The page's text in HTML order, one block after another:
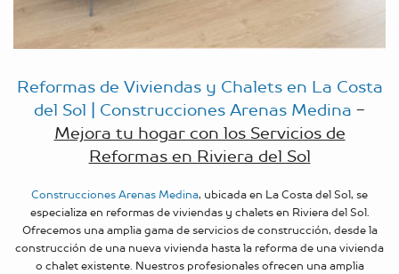
Reformas de Viviendas y Chalets en La Costa
del Sol | Construcciones Arenas Medina -
Mejora tu hogar con los Servicios de
Reformas en Riviera del Sol
Construcciones Arenas Medina, ubicada en La Costa del Sol, se
especializa en reformas de viviendas y chalets en Riviera del Sol.
Ofrecemos una amplia gama de servicios de construcción, desde la
construcción de una nueva vivienda hasta la reforma de una vivienda
o chalet existente. Nuestros profesionales ofrecen una amplia